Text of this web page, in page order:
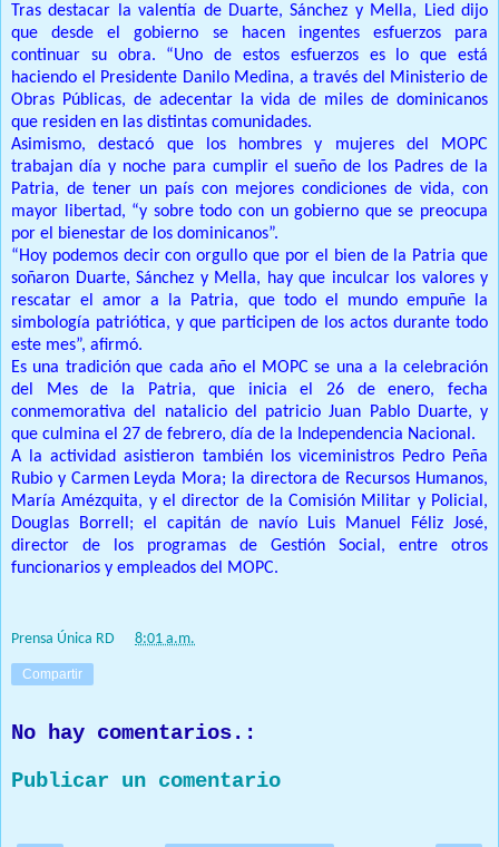
Tras destacar la valentía de Duarte, Sánchez y Mella, Lied dijo
que desde el gobierno se hacen ingentes esfuerzos para
continuar su obra. “Uno de estos esfuerzos es lo que está
haciendo el Presidente Danilo Medina, a través del Ministerio de
Obras Públicas, de adecentar la vida de miles de dominicanos
que residen en las distintas comunidades.
Asimismo, destacó que los hombres y mujeres del MOPC
trabajan día y noche para cumplir el sueño de los Padres de la
Patria, de tener un país con mejores condiciones de vida, con
mayor libertad, “y sobre todo con un gobierno que se preocupa
por el bienestar de los dominicanos”.
“Hoy podemos decir con orgullo que por el bien de la Patria que
soñaron Duarte, Sánchez y Mella, hay que inculcar los valores y
rescatar el amor a la Patria, que todo el mundo empuñe la
simbología patriótica, y que participen de los actos durante todo
este mes”, afirmó.
Es una tradición que cada año el MOPC se una a la celebración
del Mes de la Patria, que inicia el 26 de enero, fecha
conmemorativa del natalicio del patricio Juan Pablo Duarte, y
que culmina el 27 de febrero, día de la Independencia Nacional.
A la actividad asistieron también los viceministros Pedro Peña
Rubio y Carmen Leyda Mora; la directora de Recursos Humanos,
María Amézquita, y el director de la Comisión Militar y Policial,
Douglas Borrell; el capitán de navío Luis Manuel Féliz José,
director de los programas de Gestión Social, entre otros
funcionarios y empleados del MOPC.
Prensa Única RD 8:01 a.m.
Compartir
No hay comentarios.:
Publicar un comentario